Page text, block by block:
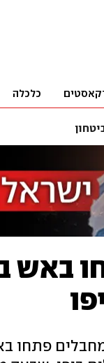
כלכלה
מחבלים פתחו